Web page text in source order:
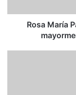
mayormente
ignoradoRosa María